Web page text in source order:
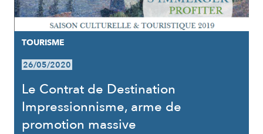
TOURISME
26/05/2020
Le Contrat de Destination
Impressionnisme, arme de
promotion massive